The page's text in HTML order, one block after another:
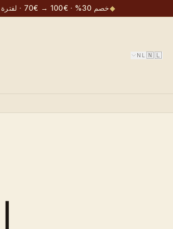
◆خصم 30% · €100 → €70 · لفترة محدودة
🇳🇱
NL